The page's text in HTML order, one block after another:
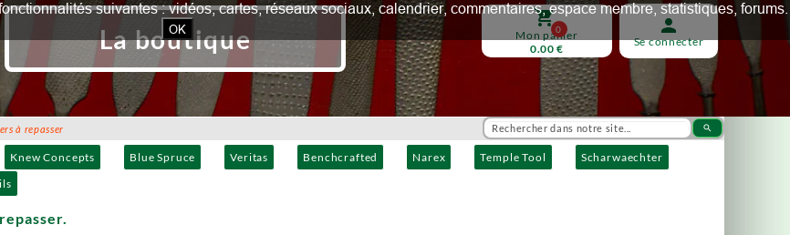
search
Knew Concepts Blue Spruce Veritas Benchcrafted Narex Temple Tool
Scharwaechter
person
Se connecter
shopping_cart
0
Mon panier
0.00 €
La boutique
à repasser
suivantes : vidéos, cartes, réseaux sociaux, calendrier, commentaires, espace membre, statistiques, forums.
OK